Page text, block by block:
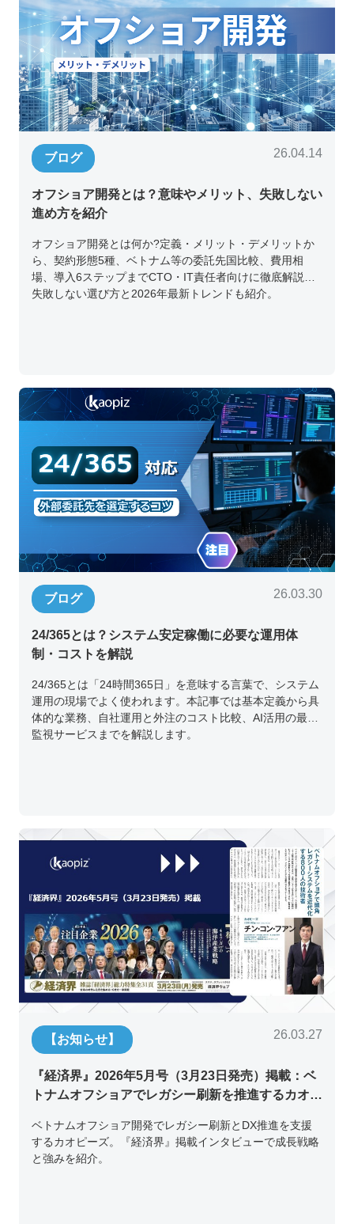
ブログ 26.04.14
オフショア開発とは？意味やメリット、失敗しない
進め方を紹介
オフショア開発とは何か?定義・メリット・デメリットか
ら、契約形態5種、ベトナム等の委託先国比較、費用相
場、導入6ステップまでCTO・IT責任者向けに徹底解説。
失敗しない選び方と2026年最新トレンドも紹介。
ブログ 26.03.30
24/365とは？システム安定稼働に必要な運用体
制・コストを解説
24/365とは「24時間365日」を意味する言葉で、システム
運用の現場でよく使われます。本記事では基本定義から具
体的な業務、自社運用と外注のコスト比較、AI活用の最新
監視サービスまでを解説します。
【お知らせ】 26.03.27
『経済界』2026年5月号（3月23日発売）掲載：ベ
トナムオフショアでレガシー刷新を推進するカオピ
ベトナムオフショア開発でレガシー刷新とDX推進を支援
するカオピーズ。『経済界』掲載インタビューで成長戦略
と強みを紹介。